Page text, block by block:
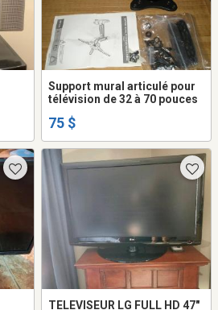
Support mural articulé pour
télévision de 32 à 70 pouces
75 $
TELEVISEUR LG FULL HD 47"